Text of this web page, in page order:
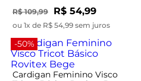
R$ 109,99 R$ 54,99
ou 1x de R$ 54,99 sem juros
-50%
Cardigan Feminino Visco